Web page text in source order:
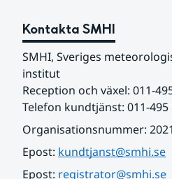
Kontakta SMHI
SMHI, Sveriges
institut
Reception och växel: 011-
Telefon kundtjänst: 011-495
Organisationsnummer:
Epost: kundtjanst@smhi.se
Epost: registrator@smhi.se